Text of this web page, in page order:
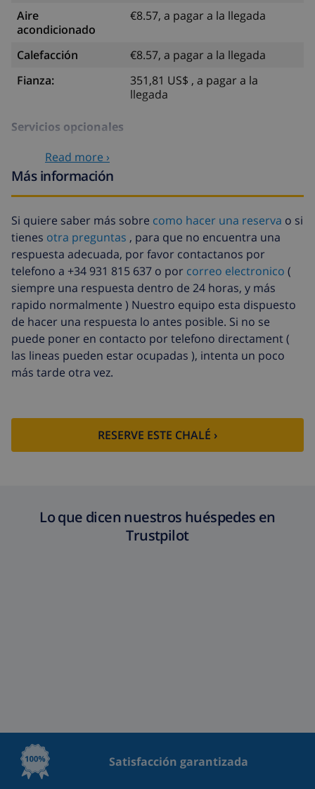
Aire
acondicionado
€8.57, a pagar a la llegada
Calefacción
€8.57, a pagar a la llegada
Fianza:
351,81 US$ , a pagar a la
llegada
Servicios opcionales
Ropa de
cama
incluido por persona
Cuna
4,19 US$ por día , a pagar a la
llegada
Animales
6,70 US$ por día , a pagar a la
llegada
Llegada
tardía
117,27 US$ , a pagar a la llegada
Sábanas
extra
17,59 US$ por persona , a pagar a la
llegada
Limpieza
basado en consumo de energía
Read more ›
Más información
Si quiere saber más sobre como hacer una reserva o si
tienes otra preguntas , para que no encuentra una
respuesta adecuada, por favor contactanos por
telefono a +34 931 815 637 o por correo electronico (
siempre una respuesta dentro de 24 horas, y más
rapido normalmente ) Nuestro equipo esta dispuesto
de hacer una respuesta lo antes posible. Si no se
puede poner en contacto por telefono directament (
las lineas pueden estar ocupadas ), intenta un poco
más tarde otra vez.
RESERVE ESTE CHALÉ ›
Lo que dicen nuestros huéspedes en
Trustpilot
Satisfacción garantizada